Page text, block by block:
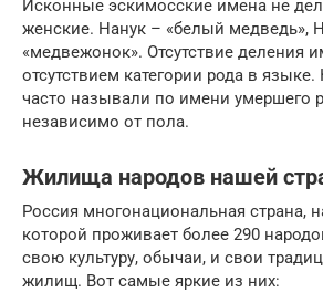
Исконные эскимосские имена не
женские. Нанук – «белый медведь»,
«медвежонок». Отсутствие деления
отсутствием категории рода в языке.
часто называли по имени умершего
независимо от пола.
Жилища народов нашей
Россия многонациональная страна,
которой проживает более 290
свою культуру, обычаи, и свои
жилищ. Вот самые яркие из них: